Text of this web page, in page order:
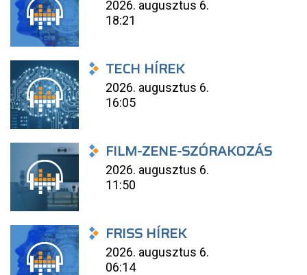
2026. augusztus 6.
18:21
TECH HÍREK
2026. augusztus 6.
16:05
FILM-ZENE-SZÓRAKOZÁS
2026. augusztus 6.
11:50
FRISS HÍREK
2026. augusztus 6.
06:14